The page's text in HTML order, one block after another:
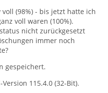
(98%) - bis jetzt hatte ich
voll waren (100%).
nicht zurückgesetzt
immer noch
gespeichert.
115.4.0 (32-Bit).